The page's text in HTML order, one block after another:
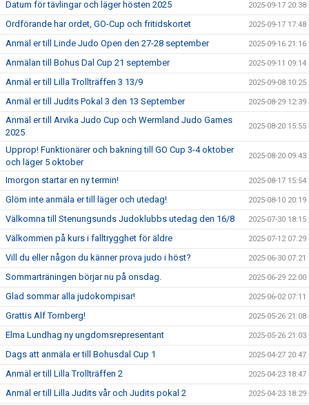
Datum för tävlingar och läger hösten 2025 2025-09-17 20:38
Ordförande har ordet, GO-Cup och fritidskortet 2025-09-17 17:48
Anmäl er till Linde Judo Open den 27-28 september 2025-09-16 21:16
Anmälan till Bohus Dal Cup 21 september 2025-09-11 09:14
Anmäl er till Lilla Trollträffen 3 13/9 2025-09-08 10:25
Anmäl er till Judits Pokal 3 den 13 September 2025-08-29 12:39
Anmäl er till Arvika Judo Cup och Wermland Judo Games
2025
2025-08-20 15:55
Upprop! Funktionärer och bakning till GO Cup 3-4 oktober
och läger 5 oktober
2025-08-20 09:43
Imorgon startar en ny termin! 2025-08-17 15:54
Glöm inte anmäla er till läger och utedag! 2025-08-10 20:19
Välkomna till Stenungsunds Judoklubbs utedag den 16/8 2025-07-30 18:15
Välkommen på kurs i falltrygghet för äldre 2025-07-12 07:29
Vill du eller någon du känner prova judo i höst? 2025-06-30 07:21
Sommarträningen börjar nu på onsdag. 2025-06-29 22:00
Glad sommar alla judokompisar! 2025-06-02 07:11
Grattis Alf Tornberg! 2025-05-26 21:08
Elma Lundhag ny ungdomsrepresentant 2025-05-26 21:03
Dags att anmäla er till Bohusdal Cup 1 2025-04-27 20:47
Anmäl er till Lilla Trollträffen 2 2025-04-23 18:47
Anmäl er till Lilla Judits vår och Judits pokal 2 2025-04-23 18:29